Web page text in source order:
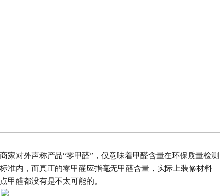
商家对外声称产品“零甲醛”，仅意味着甲醛含量在环保质量检测
标准内，而真正的零甲醛应指毫无甲醛含量，实际上装修材料一
点甲醛都没有是不太可能的。